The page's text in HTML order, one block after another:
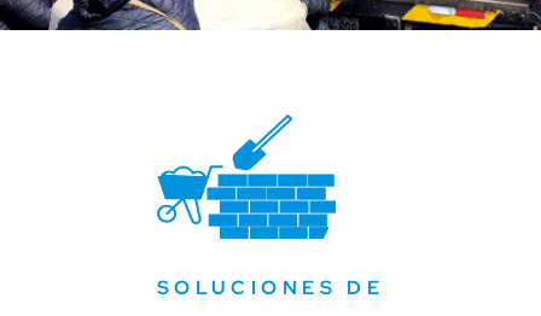
SOLUCIONES DE